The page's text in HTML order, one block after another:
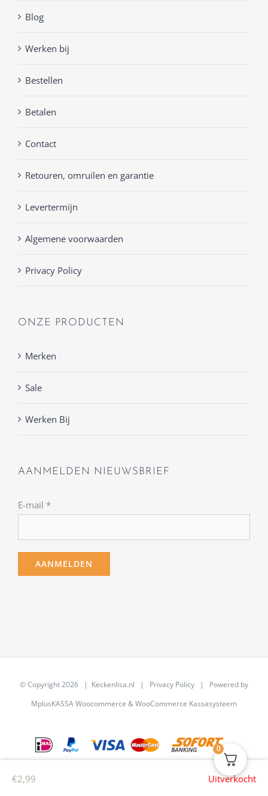
€2,99 Uitverkocht
Blog
Werken bij
Bestellen
Betalen
Contact
Retouren, omruilen en garantie
Levertermijn
Algemene voorwaarden
Privacy Policy
ONZE PRODUCTEN
Merken
Sale
Werken Bij
AANMELDEN NIEUWSBRIEF
E-mail *
© Copyright2026 | Keckenlisa.nl | Privacy Policy | Powered by
MplusKASSA Woocommerce &WooCommerce Kassasysteem
0